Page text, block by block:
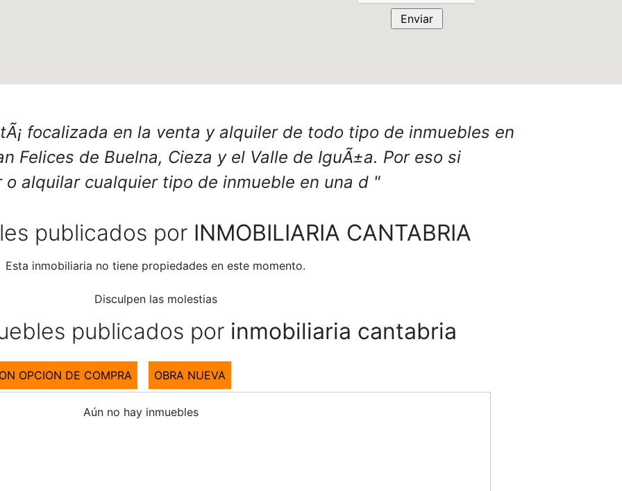
focalizada en la venta y alquiler de todo tipo de inmuebles en
Felices de Buelna, Cieza y el Valle de IguÃ±a. Por eso si
alquilar cualquier tipo de inmueble en una d
publicados por INMOBILIARIA CANTABRIA
Esta inmobiliaria no tiene propiedades en este momento.
Disculpen las molestias
publicados por inmobiliaria cantabria
OPCION DE COMPRA OBRA NUEVA
Aún no hay inmuebles